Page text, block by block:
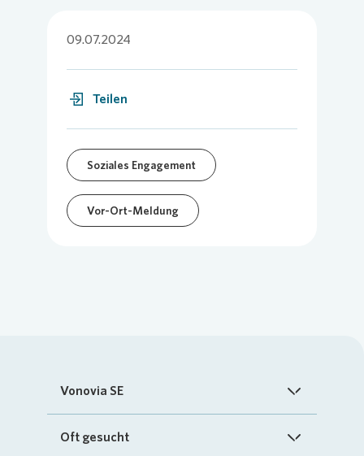
09.07.2024
Teilen
Soziales Engagement
Vor-Ort-Meldung
Vonovia SE
Startseite
Oft gesucht